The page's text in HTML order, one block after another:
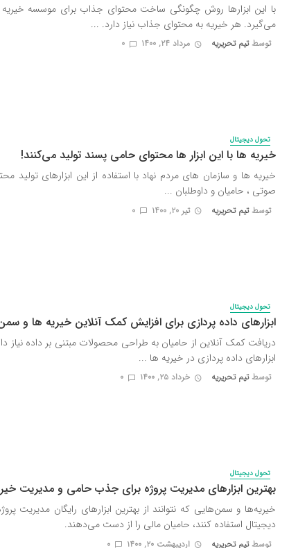
با این ابزارها روش چگونگی ساخت محتوای جذاب برای موسسه خیریه
می‌گیرد. هر خیریه به محتوای جذاب نیاز دارد. ...
توسطتیم تحریریه مرداد ۲۴, ۱۴۰۰ 0
تحول دیجیتال
خیریه ها با این ابزار ها محتوای حامی پسند تولید می‌کنند!
خیریه ها و سازمان های مردم نهاد با استفاده از این ابزارهای تولید
صوتی ، حامیان و داوطلبان ...
توسطتیم تحریریه تیر ۲۰, ۱۴۰۰ 0
تحول دیجیتال
ابزارهای داده پردازی برای افزایش کمک آنلاین خیریه ها و
دریافت کمک آنلاین از حامیان به طراحی محصولات مبتنی بر داده نیاز
ابزارهای داده پردازی در خیریه ها ...
توسطتیم تحریریه خرداد ۲۵, ۱۴۰۰ 0
تحول دیجیتال
بهترین ابزارهای مدیریت پروژه برای جذب حامی و مدیریت
خیریه‌ها و سمن‌هایی که نتوانند از بهترین ابزارهای رایگان مدیریت
دیجیتال استفاده کنند، حامیان مالی را از دست می‌دهند.
توسطتیم تحریریه اردیبهشت ۲۰, ۱۴۰۰ 0